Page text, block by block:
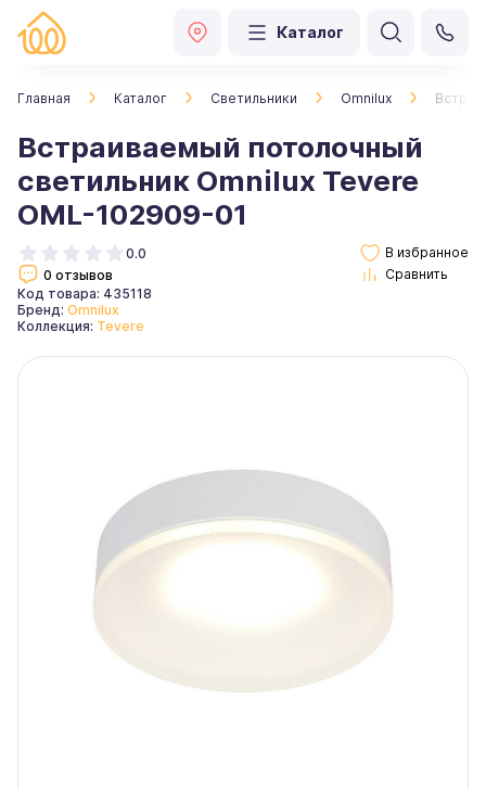
Каталог
Главная Каталог Светильники Omnilux
Встраиваемый потолочный
светильник Omnilux Tevere
OML-102909-01
0.0
0 отзывов
Код товара: 435118
Бренд: Omnilux
Коллекция: Tevere